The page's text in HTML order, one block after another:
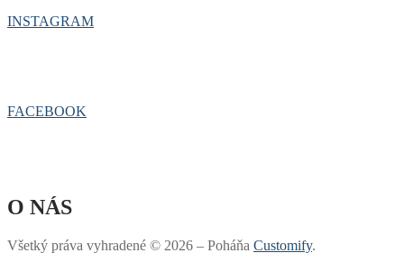
INSTAGRAM
FACEBOOK
O NÁS
Všetký práva vyhradené © 2026 – Poháňa Customify.